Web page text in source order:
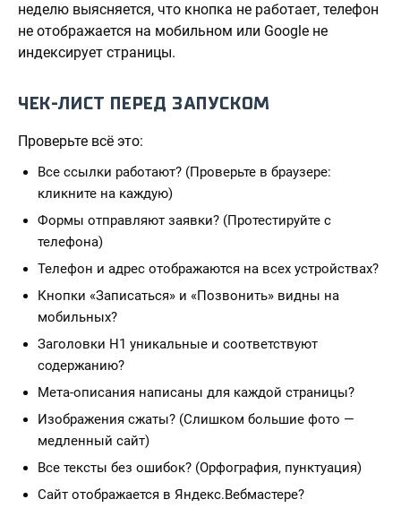
неделю выясняется, что кнопка не работает, телефон
не отображается на мобильном или Google не
индексирует страницы.
ЧЕК-ЛИСТ ПЕРЕД ЗАПУСКОМ
Проверьте всё это:
Все ссылки работают? (Проверьте в браузере:
кликните на каждую)
Формы отправляют заявки? (Протестируйте с
телефона)
Телефон и адрес отображаются на всех устройствах?
Кнопки «Записаться» и «Позвонить» видны на
мобильных?
Заголовки H1 уникальные и соответствуют
содержанию?
Мета-описания написаны для каждой страницы?
Изображения сжаты? (Слишком большие фото —
медленный сайт)
Все тексты без ошибок? (Орфография, пунктуация)
Сайт отображается в Яндекс.Вебмастере?